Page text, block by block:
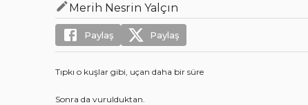
Merih Nesrin Yalçın
Paylaş Paylaş
Tıpkı o kuşlar gibi, uçan daha bir süre
Sonra da vurulduktan.